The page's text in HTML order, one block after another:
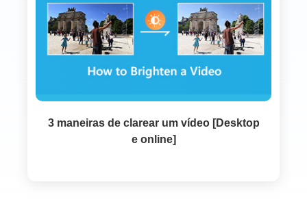
3 maneiras de clarear um vídeo [Desktop
e online]